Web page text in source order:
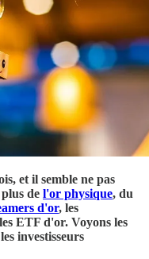
et il semble ne pas
de l'or physique, du
d'or, les
ETF d'or. Voyons les
investisseurs